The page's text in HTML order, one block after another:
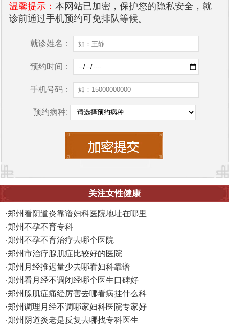
温馨提示： 本网站已加密，保护您的隐私安全，就
诊前通过手机预约可免排队等候。
就诊姓名：
预约时间：
手机号码：
预约病种:
关注女性健康
·郑州看阴道炎靠谱妇科医院地址在哪里
·郑州不孕不育专科
·郑州不孕不育治疗去哪个医院
·郑州市治疗腺肌症比较好的医院
·郑州月经推迟量少去哪看妇科靠谱
·郑州看月经不调闭经哪个医生口碑好
·郑州腺肌症痛经厉害去哪看病挂什么科
·郑州调理月经不调哪家妇科医院专家好
·郑州阴道炎老是反复去哪找专科医生